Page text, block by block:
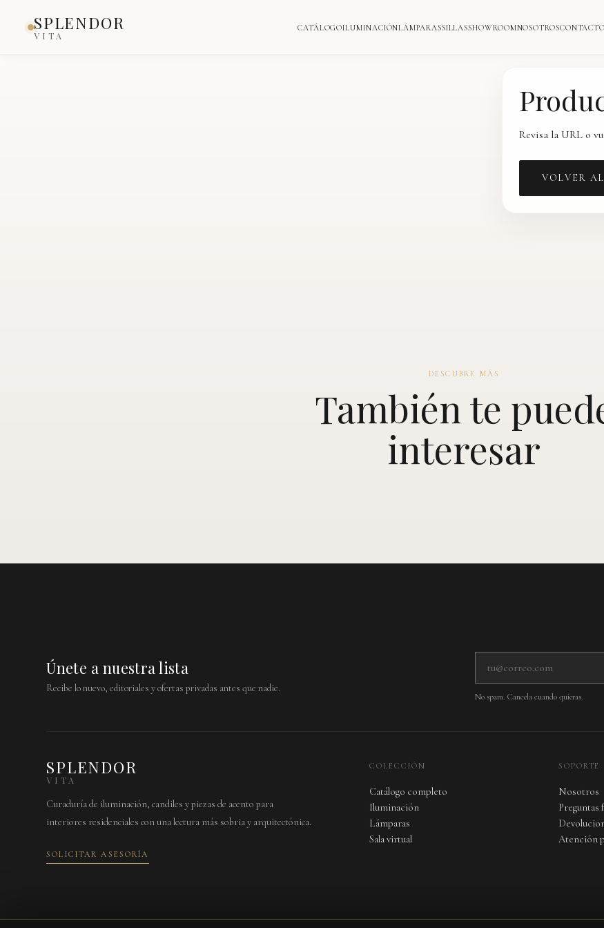
SPLENDOR
VITA
CATÁLOGOILUMINACIÓNLÁMPARASSILLASSHOWROOMNOSOTROSCONTACTO
Inicio›Catálogo› Producto
Revisa la URL o
VOLVER
DESCUBRE MÁS
También te
interesar
Únete a nuestra lista
Recibe lo nuevo, editoriales y ofertas privadas antes que nadie.
No spam. Cancela cuando quieras.
SPLENDOR
VITA
Curaduría de iluminación, candiles y piezas de acento para
interiores residenciales con una lectura más sobria y arquitectónica.
SOLICITAR ASESORÍA
COLECCIÓN
Catálogo completo
Iluminación
Lámparas
Sala virtual
SOPORTE
Nosotros
Preguntas
Atención